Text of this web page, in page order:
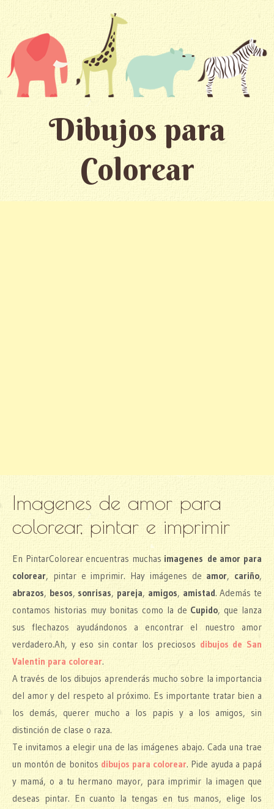
Dibujos para
Colorear
Imagenes de amor para
colorear, pintar e imprimir
En PintarColorear encuentras muchas imagenes de amor para
colorear, pintar e imprimir. Hay imágenes de amor, cariño,
abrazos, besos, sonrisas, pareja, amigos, amistad. Además te
contamos historias muy bonitas como la de Cupido, que lanza
sus flechazos ayudándonos a encontrar el nuestro amor
verdadero.Ah, y eso sin contar los preciosos dibujos de San
Valentin para colorear.
A través de los dibujos aprenderás mucho sobre la importancia
del amor y del respeto al próximo. Es importante tratar bien a
los demás, querer mucho a los papis y a los amigos, sin
distinción de clase o raza.
Te invitamos a elegir una de las imágenes abajo. Cada una trae
un montón de bonitos dibujos para colorear. Pide ayuda a papá
y mamá, o a tu hermano mayor, para imprimir la imagen que
deseas pintar. En cuanto la tengas en tus manos, elige los